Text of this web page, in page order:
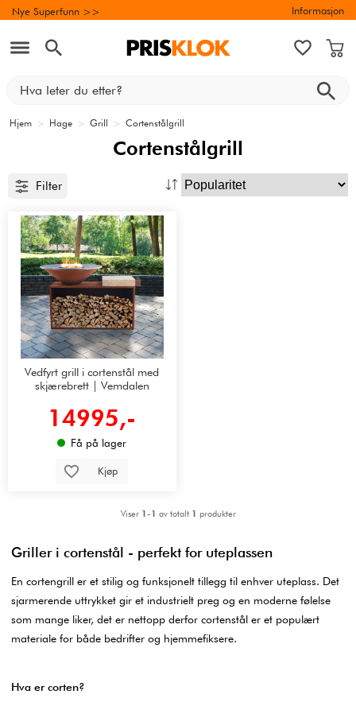
Nye Superfunn >> Informasjon
Hjem > Hage > Grill > Cortenstålgrill
Cortenstålgrill
Filter
Vedfyrt grill i cortenstål med
skjærebrett | Vemdalen
14995,-
Få på lager
Kjøp
Viser 1-1 av totalt 1 produkter
Griller i cortenstål - perfekt for uteplassen
En cortengrill er et stilig og funksjonelt tillegg til enhver uteplass. Det
sjarmerende uttrykket gir et industrielt preg og en moderne følelse
som mange liker, det er nettopp derfor cortenstål er et populært
materiale for både bedrifter og hjemmefiksere.
Hva er corten?